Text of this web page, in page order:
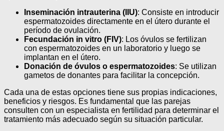
Inseminación intrauterina (IIU): Consiste en introducir
espermatozoides directamente en el útero durante el
período de ovulación.
Fecundación in vitro (FIV): Los óvulos se fertilizan
con espermatozoides en un laboratorio y luego se
implantan en el útero.
Donación de óvulos o espermatozoides: Se utilizan
gametos de donantes para facilitar la concepción.
Cada una de estas opciones tiene sus propias indicaciones,
beneficios y riesgos. Es fundamental que las parejas
consulten con un especialista en fertilidad para determinar el
tratamiento más adecuado según su situación particular.